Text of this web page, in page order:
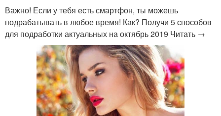
Важно! Если у тебя есть смартфон, ты можешь
подрабатывать в любое время! Как? Получи 5 способов
для подработки актуальных на октябрь 2019 Читать →